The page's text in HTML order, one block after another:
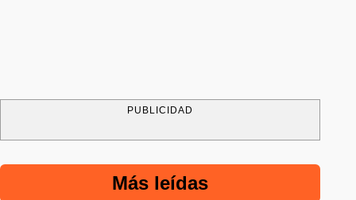
PUBLICIDAD
Más leídas